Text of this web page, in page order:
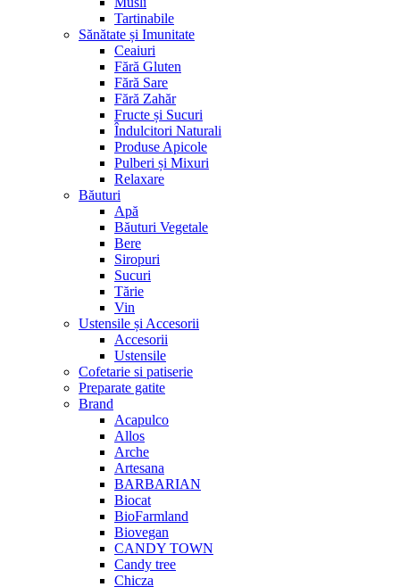
Tartinabile
Sănătate și Imunitate
Ceaiuri
Fără Gluten
Fără Sare
Fără Zahăr
Fructe și Sucuri
Îndulcitori Naturali
Produse Apicole
Pulberi și Mixuri
Relaxare
Băuturi
Apă
Băuturi Vegetale
Bere
Siropuri
Sucuri
Tărie
Vin
Ustensile și Accesorii
Accesorii
Ustensile
Cofetarie si patiserie
Preparate gatite
Brand
Acapulco
Allos
Arche
Artesana
BARBARIAN
Biocat
BioFarmland
Biovegan
CANDY TOWN
Candy tree
Chicza